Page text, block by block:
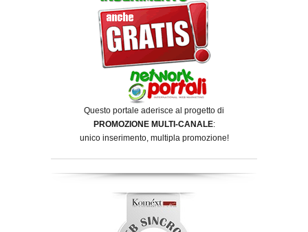
Questo portale aderisce al progetto di
PROMOZIONE MULTI-CANALE:
unico inserimento, multipla promozione!